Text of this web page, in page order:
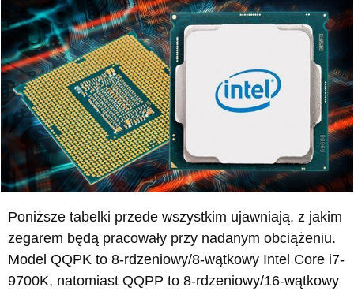
Poniższe tabelki przede wszystkim ujawniają, z jakim
zegarem będą pracowały przy nadanym obciążeniu.
Model QQPK to 8-rdzeniowy/8-wątkowy Intel Core i7-
9700K, natomiast QQPP to 8-rdzeniowy/16-wątkowy